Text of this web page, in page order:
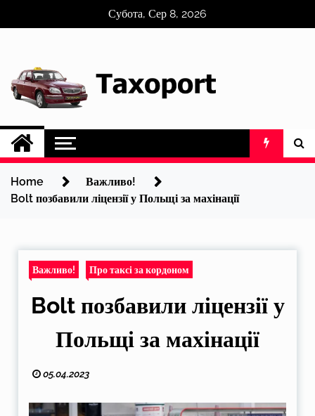
Субота, Сер 8, 2026
Home
Важливо!
Bolt позбавили ліцензії у Польщі за махінації
Важливо! Про таксі за кордоном
Bolt позбавили ліцензії у
Польщі за махінації
05.04.2023